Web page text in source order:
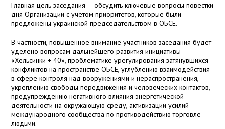
Главная цель заседания — обсудить ключевые вопросы повестки
дня Организации с учетом приоритетов, которые были
предложены украинской председательством в ОБСЕ.
В частности, повышенное внимание участников заседания будет
уделено вопросам дальнейшего развития инициативы
«Хельсинки + 40», проблематике урегулирования затянувшихся
конфликтов на пространстве ОБСЕ, углублению взаимодействия
в сфере контроля над вооружениями и нераспространения,
укреплению свободы передвижения и человеческих контактов,
предупреждению негативного влияния энергетической
деятельности на окружающую среду, активизации усилий
международного сообщества по противодействию торговле
людьми.